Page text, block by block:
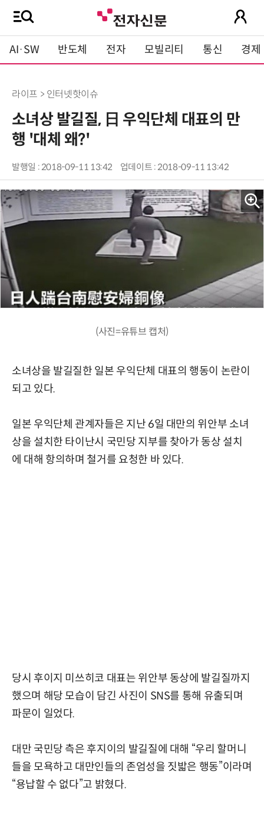
AI·SW 반도체 전자 모빌리티 통신 경제
라이프 > 인터넷핫이슈
소녀상 발길질, 日 우익단체 대표의 만
행 '대체 왜?'
발행일 : 2018-09-11 13:42 업데이트 : 2018-09-11 13:42
(사진=유튜브 캡처)
소녀상을 발길질한 일본 우익단체 대표의 행동이 논란이
되고 있다.
일본 우익단체 관계자들은 지난 6일 대만의 위안부 소녀
상을 설치한 타이난시 국민당 지부를 찾아가 동상 설치
에 대해 항의하며 철거를 요청한 바 있다.
당시 후이지 미쓰히코 대표는 위안부 동상에 발길질까지
했으며 해당 모습이 담긴 사진이 SNS를 통해 유출되며
파문이 일었다.
대만 국민당 측은 후지이의 발길질에 대해 “우리 할머니
들을 모욕하고 대만인들의 존엄성을 짓밟은 행동”이라며
“용납할 수 없다”고 밝혔다.